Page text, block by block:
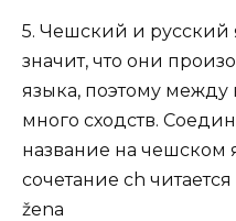
5. Чешский и русский
значит, что они
языка, поэтому
много сходств.
название на чешском
сочетание ch читается
žena